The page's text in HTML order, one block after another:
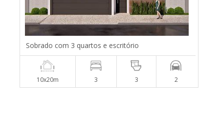
Sobrado com 3 quartos e escritório
10x20m 3 3 2